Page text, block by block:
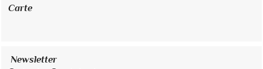
Carte
Newsletter